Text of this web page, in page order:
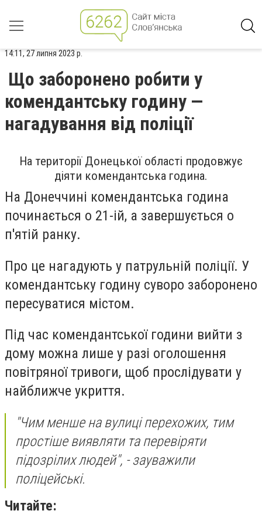
14:11, 27 липня 2023 р.
Що заборонено робити у
комендантську годину —
нагадування від поліції
На території Донецької області продовжує
діяти комендантська година.
На Донеччині комендантська година
починається о 21-ій, а завершується о
п'ятій ранку.
Про це нагадують у патрульній поліції. У
комендантську годину суворо заборонено
пересуватися містом.
Під час комендантської години вийти з
дому можна лише у разі оголошення
повітряної тривоги, щоб прослідувати у
найближче укриття.
"Чим менше на вулиці перехожих, тим
простіше виявляти та перевіряти
підозрілих людей", - зауважили
поліцейські.
Читайте: